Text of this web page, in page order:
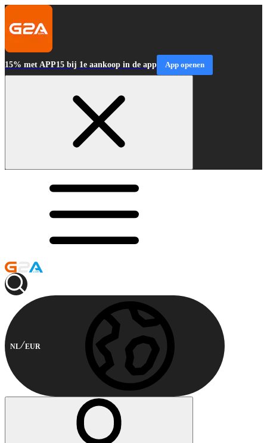
15% met APP15 bij 1e aankoop in de app App openen
NL EUR